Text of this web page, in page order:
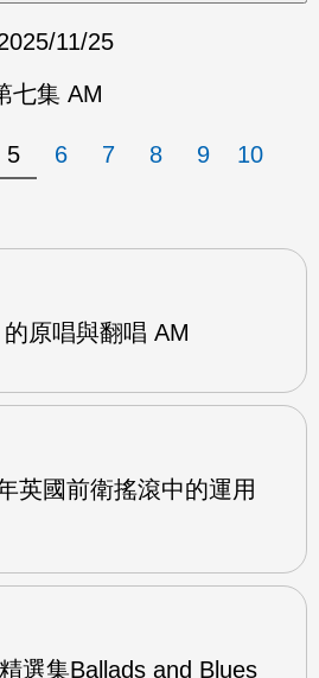
11/25
七集 AM
5 6 7 8 9
10
原唱與翻唱 AM
英國前衛搖滾中的運用
選集Ballads and Blues